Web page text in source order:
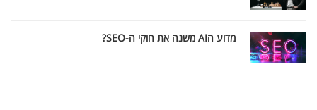
מדוע הAI משנה את חוקי ה-SEO?